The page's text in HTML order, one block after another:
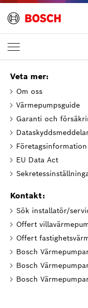
Veta mer:
Om oss
Värmepumpsguide
Garanti och
Företagsinformation
EU Data Act
Kontakt:
Sök installatör/
Offert
Offert
Bosch
Bosch
Bosch